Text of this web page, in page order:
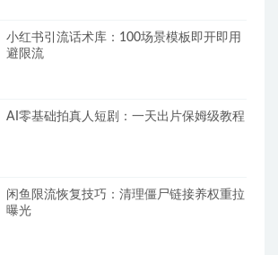
小红书引流话术库：100场景模板即开即用
避限流
AI零基础拍真人短剧：一天出片保姆级教程
闲鱼限流恢复技巧：清理僵尸链接养权重拉
曝光